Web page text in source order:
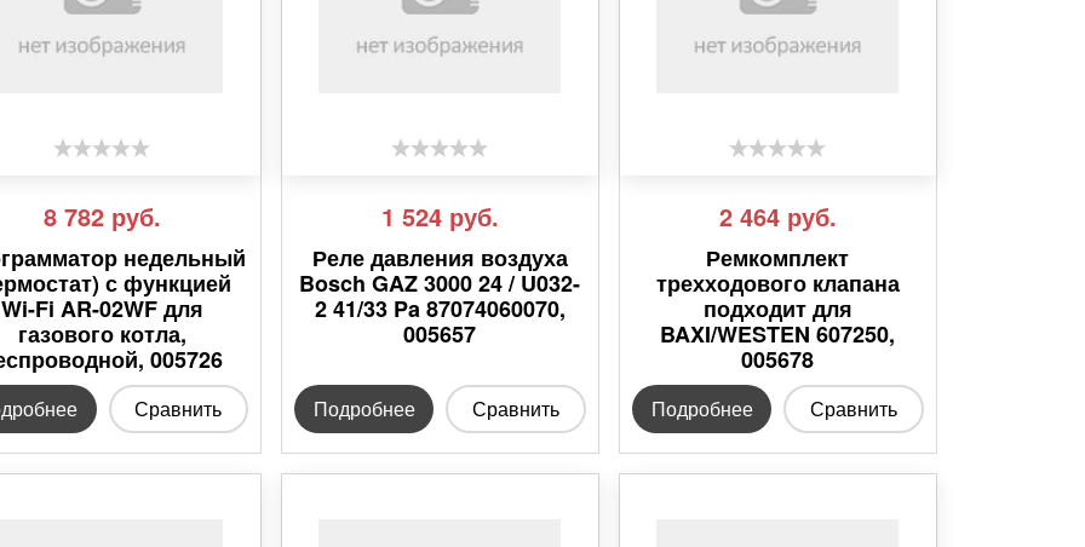
8 782 руб.
недельный
с функцией
Wi-Fi AR-02WF для
газового котла,
005726
Сравнить
1 524 руб.
Реле давления воздуха
Bosch GAZ 3000 24 / U032-
2 41/33 Pa 87074060070,
005657
Подробнее Сравнить
2 464 руб.
Ремкомплект
трехходового клапана
подходит для
BAXI/WESTEN 607250,
005678
Подробнее Сравнить